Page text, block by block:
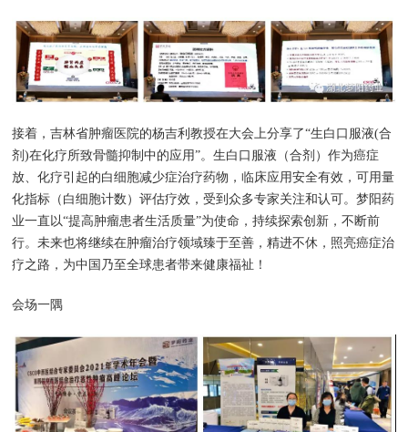
接着，吉林省肿瘤医院的杨吉利教授在大会上分享了“生白口服液(合
剂)在化疗所致骨髓抑制中的应用”。生白口服液（合剂）作为癌症
放、化疗引起的白细胞减少症治疗药物，临床应用安全有效，可用量
化指标（白细胞计数）评估疗效，受到众多专家关注和认可。梦阳药
业一直以“提高肿瘤患者生活质量”为使命，持续探索创新，不断前
行。未来也将继续在肿瘤治疗领域臻于至善，精进不休，照亮癌症治
疗之路，为中国乃至全球患者带来健康福祉！
会场一隅